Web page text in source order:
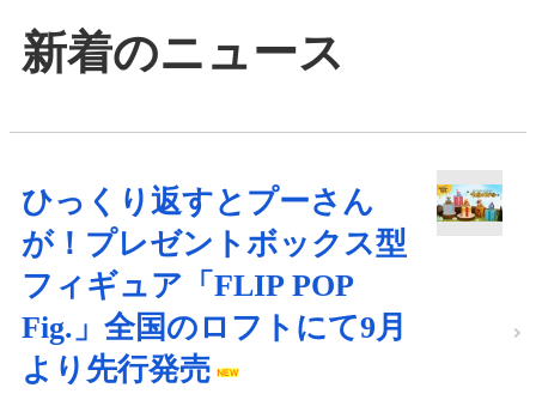
新着のニュース
ひっくり返すとプーさん
が！プレゼントボックス型
フィギュア「FLIP POP
Fig.」全国のロフトにて9月
より先行発売